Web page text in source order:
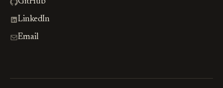
GitHub
LinkedIn
Email